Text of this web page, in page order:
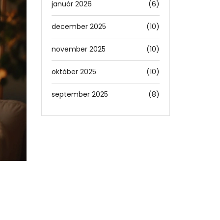
január 2026 (6)
december 2025 (10)
november 2025 (10)
október 2025 (10)
september 2025 (8)